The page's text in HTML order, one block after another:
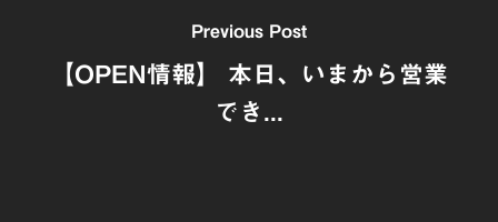
Previous Post
【OPEN情報】 本日、いまから営業
でき...